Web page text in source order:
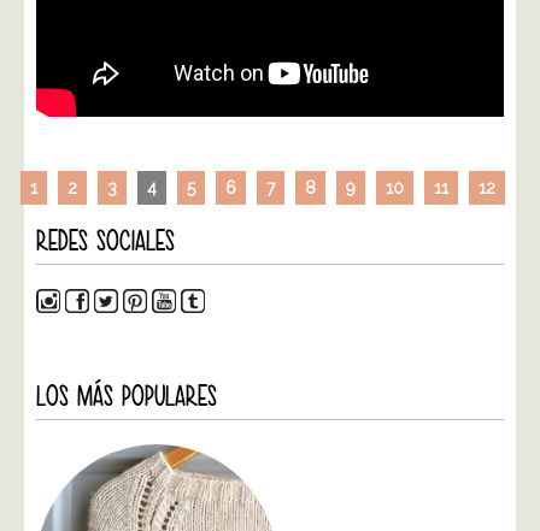
1 2 3 4 5 6 7 8 9 10 11 12
REDES SOCIALES
LOS MÁS POPULARES